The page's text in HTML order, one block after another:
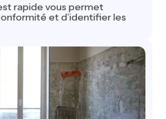
rapide vous permet
et d’identifier les